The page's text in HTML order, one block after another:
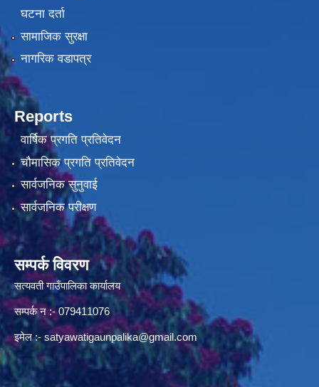
घटना दर्ता
सामाजिक सुरक्षा
नागरिक वडापत्र
Reports
वार्षिक प्रगति प्रतिवेदन
चौमासिक प्रगति प्रतिवेदन
सार्वजनिक सुनुवाई
सार्वजनिक परीक्षण
सम्पर्क विवरण
सत्यवती गाउँपालिका कार्यालय
सम्पर्क न‌ :- 079411076
इमेल :- satyawatigaunpalika@gmail.com